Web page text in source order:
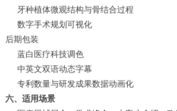
牙种植体微观结构与骨结合过程
数字手术规划可视化
后期包装
蓝白医疗科技调色
中英文双语动态字幕
专利数量与研发成果数据动画化
六、适用场景